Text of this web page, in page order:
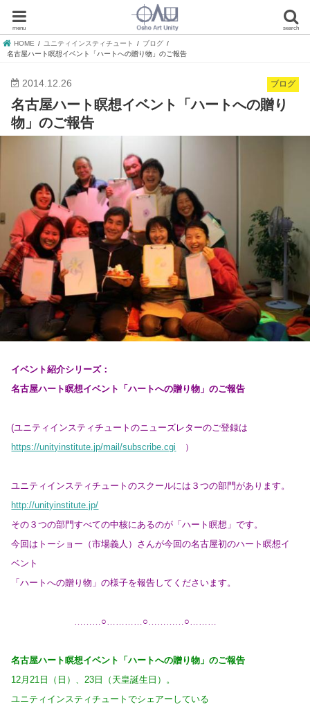
search
menu
HOME ユニティインスティチュート
ブログ
名古屋ハート瞑想イベント「ハートへの贈り物」のご報告
ブログ
2014.12.26
名古屋ハート瞑想イベント「ハートへの贈り
物」のご報告
イベント紹介シリーズ：
名古屋ハート瞑想イベント「ハートへの贈り物」のご報告
(ユニティインスティチュートのニューズレターのご登録は
https://unityinstitute.jp/mail/subscribe.cgi ）
ユニティインスティチュートのスクールには３つの部門があります。
http://unityinstitute.jp/
その３つの部門すべての中核にあるのが「ハート瞑想」です。
今回はトーショー（市場義人）さんが今回の名古屋初のハート瞑想イ
ベント
「ハートへの贈り物」の様子を報告してくださいます。
………○…………○…………○………
名古屋ハート瞑想イベント「ハートへの贈り物」のご報告
12月21日（日）、23日（天皇誕生日）。
ユニティインスティチュートでシェアーしている